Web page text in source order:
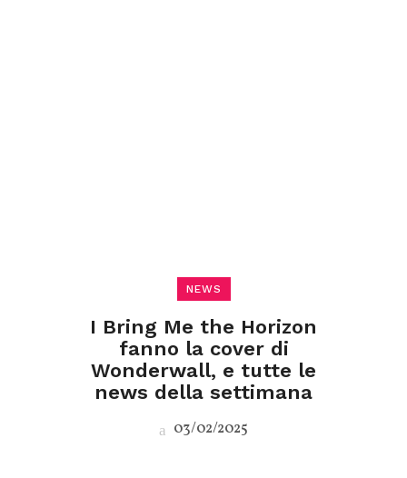
NEWS
I Bring Me the Horizon
fanno la cover di
Wonderwall, e tutte le
news della settimana
03/02/2025